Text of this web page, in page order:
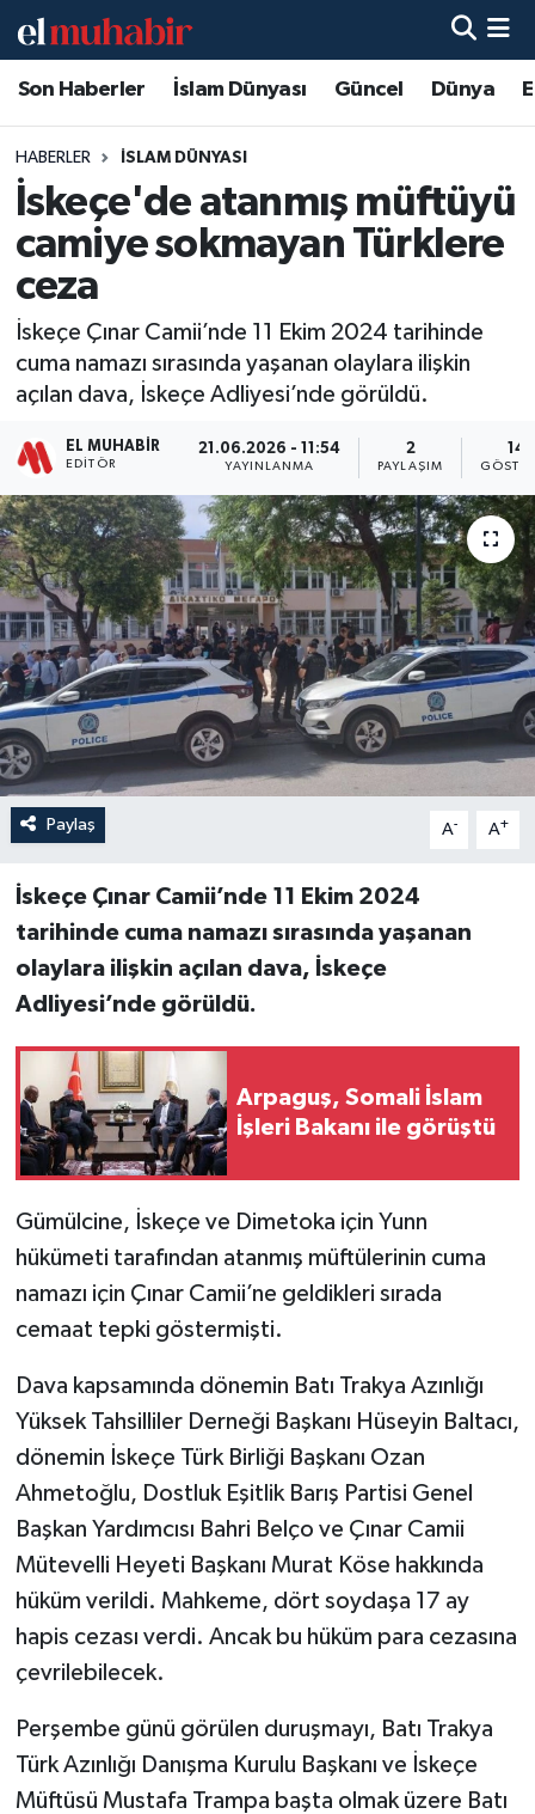
Son Haberler İslam Dünyası Güncel Dünya
HABERLER İSLAM DÜNYASI
İskeçe'de atanmış müftüyü
camiye sokmayan Türklere
ceza
İskeçe Çınar Camii’nde 11 Ekim 2024 tarihinde
cuma namazı sırasında yaşanan olaylara ilişkin
açılan dava, İskeçe Adliyesi’nde görüldü.
EL MUHABIR
EDITÖR
21.06.2026 - 11:54
YAYINLANMA
2
PAYLAŞIM
14
Paylaş A- A+
İskeçe Çınar Camii’nde 11 Ekim 2024
tarihinde cuma namazı sırasında yaşanan
olaylara ilişkin açılan dava, İskeçe
Adliyesi’nde görüldü.
Arpaguş, Somali İslam
İşleri Bakanı ile görüştü
Gümülcine, İskeçe ve Dimetoka için Yunn
hükümeti tarafından atanmış müftülerinin cuma
namazı için Çınar Camii’ne geldikleri sırada
cemaat tepki göstermişti.
Dava kapsamında dönemin Batı Trakya Azınlığı
Yüksek Tahsilliler Derneği Başkanı Hüseyin Baltacı,
dönemin İskeçe Türk Birliği Başkanı Ozan
Ahmetoğlu, Dostluk Eşitlik Barış Partisi Genel
Başkan Yardımcısı Bahri Belço ve Çınar Camii
Mütevelli Heyeti Başkanı Murat Köse hakkında
hüküm verildi. Mahkeme, dört soydaşa 17 ay
hapis cezası verdi. Ancak bu hüküm para cezasına
çevrilebilecek.
Perşembe günü görülen duruşmayı, Batı Trakya
Türk Azınlığı Danışma Kurulu Başkanı ve İskeçe
Müftüsü Mustafa Trampa başta olmak üzere Batı
Hava Durumu
Trafik Durumu
Süper Lig Puan Durumu ve Fikstür
Tüm Manşetler
Son Dakika Haberleri
Haber Arşivi